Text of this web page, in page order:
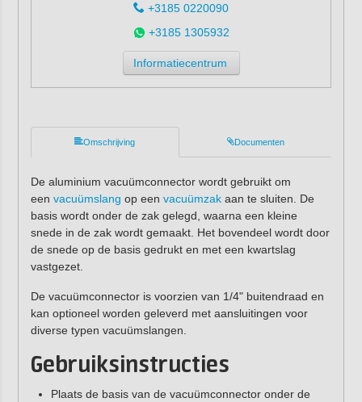
+3185 0220090
+3185 1305932
Informatiecentrum
Omschrijving Documenten
De aluminium vacuümconnector wordt gebruikt om
een vacuümslang op een vacuümzakaan te sluiten. De
basis wordt onder de zak gelegd, waarna een kleine
snede in de zak wordt gemaakt. Het bovendeel wordt door
de snede op de basis gedrukt en met een kwartslag
vastgezet.
De vacuümconnector is voorzien van 1/4" buitendraad en
kan optioneel worden geleverd met aansluitingen voor
diverse typen vacuümslangen.
Gebruiksinstructies
Plaats de basis van de vacuümconnector onder de